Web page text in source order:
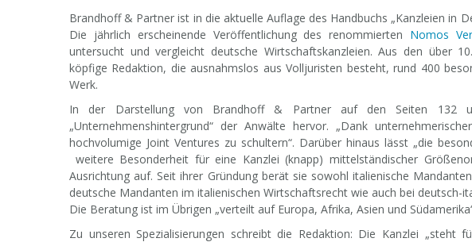
Brandhoff & Partner ist in die aktuelle Auflage des Handbuchs „Kanzleien in
Die jährlich erscheinende Veröffentlichung des renommierten Nomos
untersucht und vergleicht deutsche Wirtschaftskanzleien. Aus den über
köpfige Redaktion, die ausnahmslos aus Volljuristen besteht, rund 400
Werk.
In der Darstellung von Brandhoff & Partner auf den Seiten 132
„Unternehmenshintergrund“ der Anwälte hervor. „Dank
hochvolumige Joint Ventures zu schultern“. Darüber hinaus lässt „die
weitere Besonderheit für eine Kanzlei (knapp) mittelständischer
Ausrichtung auf. Seit ihrer Gründung berät sie sowohl italienische
deutsche Mandanten im italienischen Wirtschaftsrecht wie auch bei deutsch-
Die Beratung ist im Übrigen „verteilt auf Europa, Afrika, Asien und
Zu unseren Spezialisierungen schreibt die Redaktion: Die Kanzlei „steht